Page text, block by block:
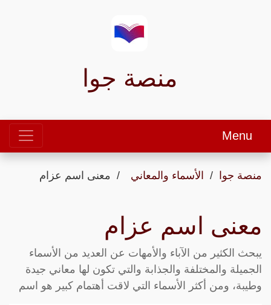
منصة جوا
Menu
منصة جوا الأسماء والمعاني معنى اسم عزام
معنى اسم عزام
يبحث الكثير من الآباء والأمهات عن العديد من الأسماء
الجميلة والمختلفة والجذابة والتي تكون لها معاني جيدة
وطيبة، ومن أكثر الأسماء التي لاقت أهتمام كبير هو اسم